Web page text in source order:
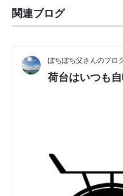
関連ブログ
ぼちぼち父さんのブロ
荷台はいつも